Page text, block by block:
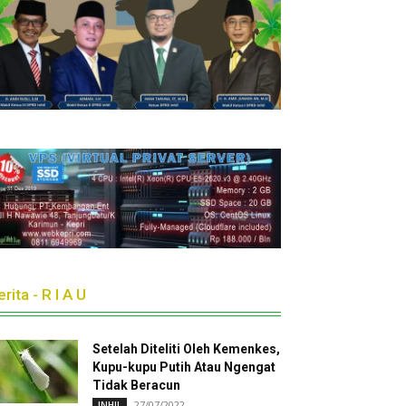
- R I A U
Setelah Diteliti Oleh Kemenkes,
Kupu-kupu Putih Atau Ngengat
Tidak Beracun